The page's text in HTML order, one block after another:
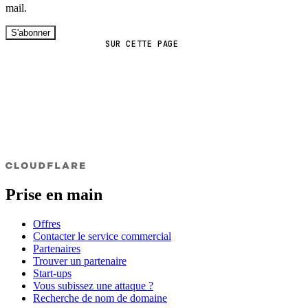
SUR CETTE PAGE
mail.
S'abonner
Prise en main
Offres
Contacter le service commercial
Partenaires
Trouver un partenaire
Start-ups
Vous subissez une attaque ?
Recherche de nom de domaine